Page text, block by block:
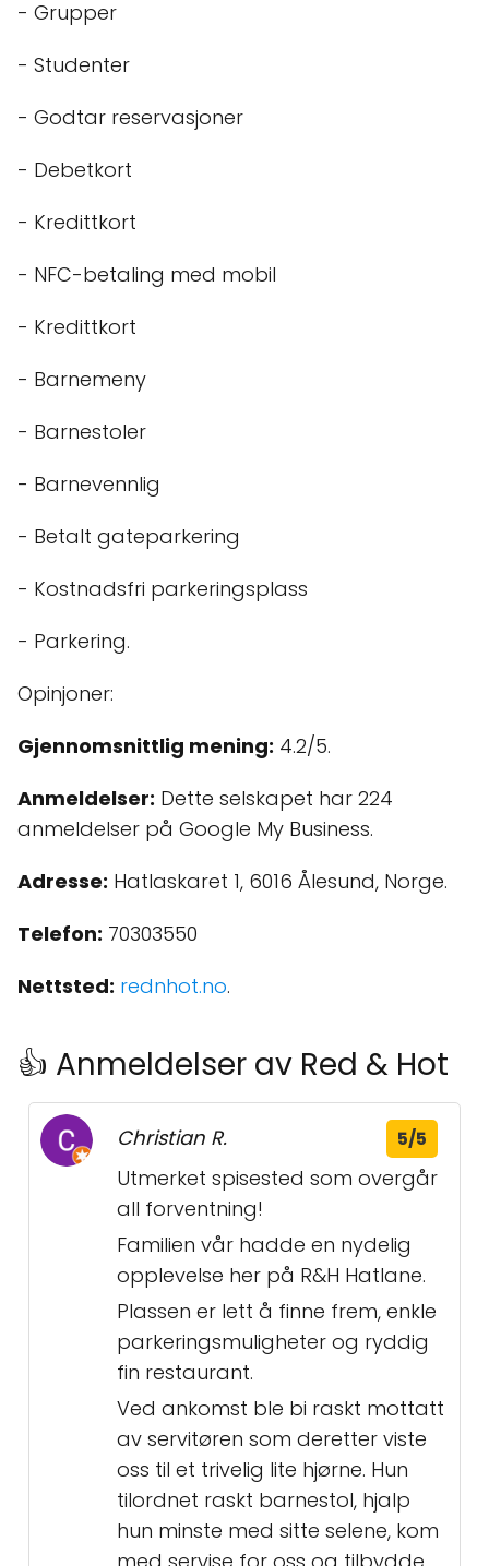
- Grupper
- Studenter
- Godtar reservasjoner
- Debetkort
- Kredittkort
- NFC-betaling med mobil
- Kredittkort
- Barnemeny
- Barnestoler
- Barnevennlig
- Betalt gateparkering
- Kostnadsfri parkeringsplass
- Parkering.
Opinjoner:
Gjennomsnittlig mening: 4.2/5.
Anmeldelser: Dette selskapet har 224
anmeldelser på Google My Business.
Adresse: Hatlaskaret 1, 6016 Ålesund, Norge.
Telefon: 70303550
Nettsted: rednhot.no.
👍 Anmeldelser av Red & Hot
Christian R. 5/5
Utmerket spisested som overgår
all forventning!
Familien vår hadde en nydelig
opplevelse her på R&H Hatlane.
Plassen er lett å finne frem, enkle
parkeringsmuligheter og ryddig
fin restaurant.
Ved ankomst ble bi raskt mottatt
av servitøren som deretter viste
oss til et trivelig lite hjørne. Hun
tilordnet raskt barnestol, hjalp
hun minste med sitte selene, kom